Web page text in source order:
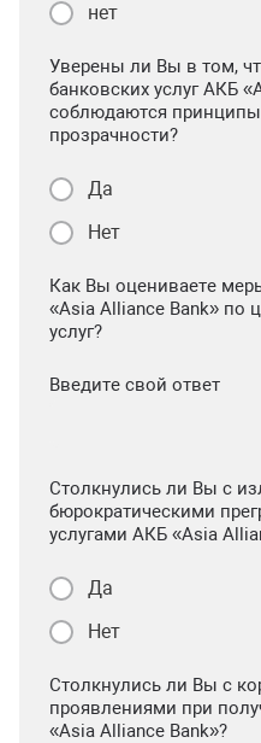
нет
Уверены ли Вы в том,
банковских услуг АКБ
соблюдаются
прозрачности?
Да
Нет
Как Вы оцениваете
«Asia Alliance Bank» по
услуг?
Введите свой ответ
Столкнулись ли Вы с
бюрократическими
услугами АКБ «Asia
Да
Нет
Столкнулись ли Вы с
проявлениями при
«Asia Alliance Bank»?